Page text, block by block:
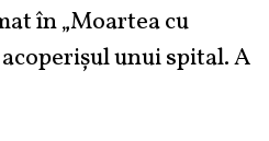
în „Moartea cu
acoperișul unui spital. A